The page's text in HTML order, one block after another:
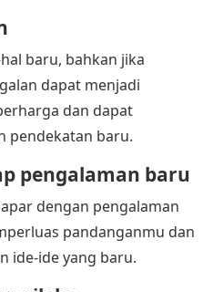
baru, bahkan jika
dapat menjadi
dan dapat
pendekatan baru.
pengalaman baru
dengan pengalaman
pandanganmu dan
ide-ide yang baru.